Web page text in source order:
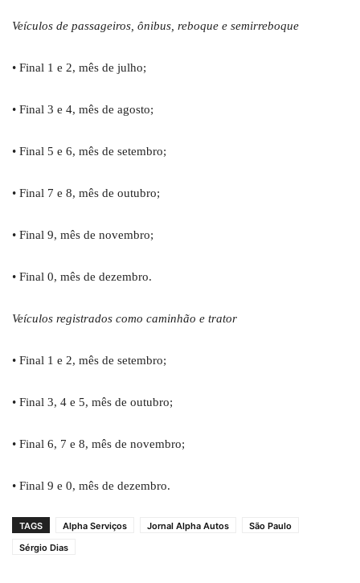
Veículos de passageiros, ônibus, reboque e semirreboque
• Final 1 e 2, mês de julho;
• Final 3 e 4, mês de agosto;
• Final 5 e 6, mês de setembro;
• Final 7 e 8, mês de outubro;
• Final 9, mês de novembro;
• Final 0, mês de dezembro.
Veículos registrados como caminhão e trator
• Final 1 e 2, mês de setembro;
• Final 3, 4 e 5, mês de outubro;
• Final 6, 7 e 8, mês de novembro;
• Final 9 e 0, mês de dezembro.
TAGS Alpha Serviços Jornal Alpha Autos
São Paulo
Sérgio Dias